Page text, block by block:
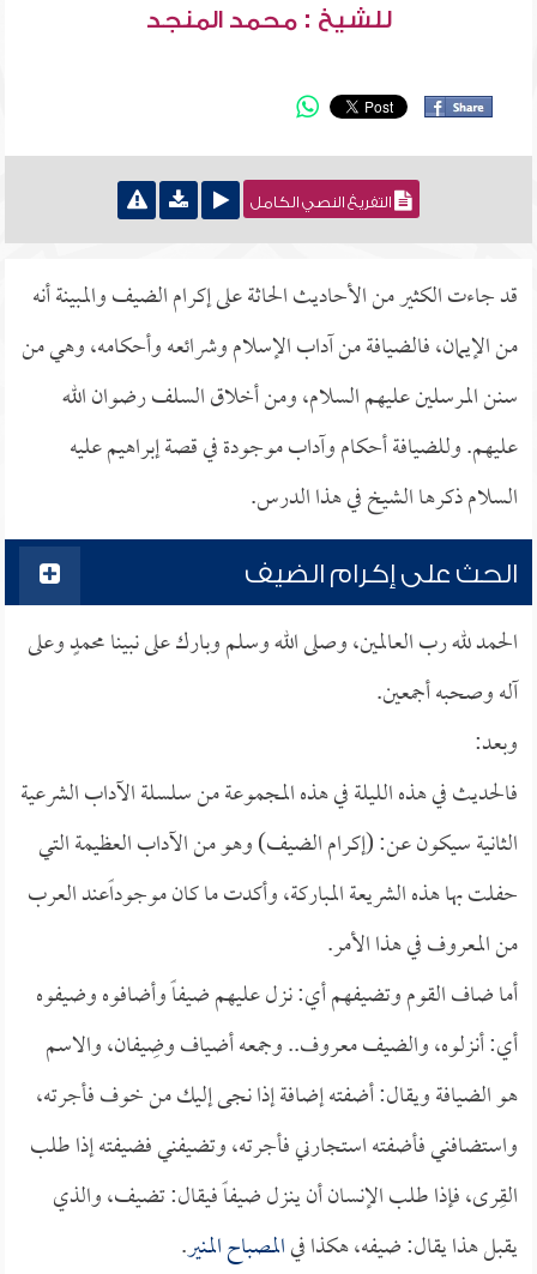
للشيخ : محمد المنجد
التفريغ النصي الكامل
قد جاءت الكثير من الأحاديث الحاثة على إكرام الضيف والمبينة أنه
من الإيمان، فالضيافة من آداب الإسلام وشرائعه وأحكامه، وهي من
سنن المرسلين عليهم السلام، ومن أخلاق السلف رضوان الله
عليهم. وللضيافة أحكام وآداب موجودة في قصة إبراهيم عليه
السلام ذكرها الشيخ في هذا الدرس.
الحث على إكرام الضيف
الحمد لله رب العالمين، وصلى الله وسلم وبارك على نبينا محمدٍ وعلى
آله وصحبه أجمعين.
وبعد:
فالحديث في هذه الليلة في هذه المجموعة من سلسلة الآداب الشرعية
الثانية سيكون عن: (إكرام الضيف) وهو من الآداب العظيمة التي
حفلت بها هذه الشريعة المباركة، وأكدت ما كان موجوداًعند العرب
من المعروف في هذا الأمر.
أما ضاف القوم وتضيفهم أي: نزل عليهم ضيفاً وأضافوه وضيفوه
أي: أنزلوه، والضيف معروف.. وجمعه أضياف وضِيفان، والاسم
هو الضيافة ويقال: أضفته إضافة إذا نجى إليك من خوف فأجرته،
واستضافني فأضفته استجارني فأجرته، وتضيفني فضيفته إذا طلب
القِرى، فإذا طلب الإنسان أن ينزل ضيفاً فيقال: تضيف، والذي
يقبل هذا يقال: ضيفه، هكذا فيالمصباح المنير.